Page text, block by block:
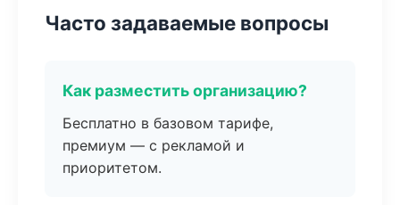
Часто задаваемые вопросы
Как разместить организацию?
Бесплатно в базовом тарифе,
премиум — с рекламой и
приоритетом.